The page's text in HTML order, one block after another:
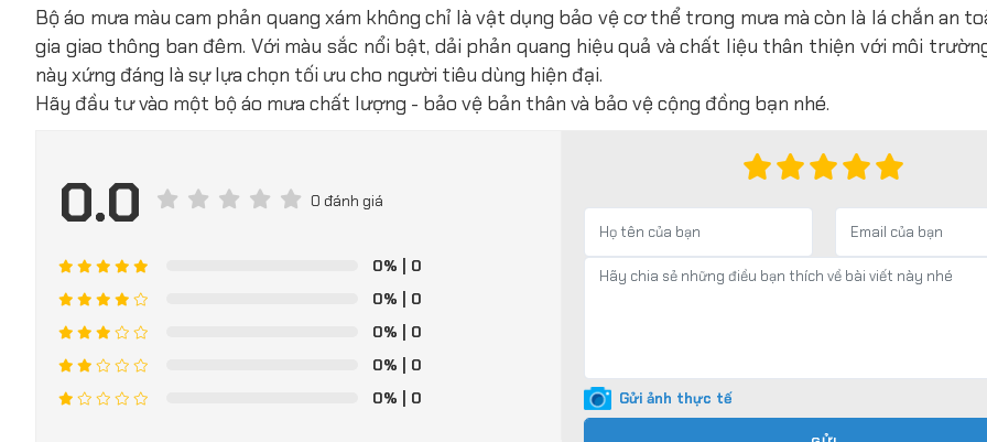
Bộ áo mưa màu cam phản quang xám không chỉ là vật dụng bảo vệ cơ thể trong mưa mà còn là lá chắn an
gia giao thông ban đêm. Với màu sắc nổi bật, dải phản quang hiệu quả và chất liệu thân thiện với môi
này xứng đáng là sự lựa chọn tối ưu cho người tiêu dùng hiện đại.
Hãy đầu tư vào một bộ áo mưa chất lượng - bảo vệ bản thân và bảo vệ cộng đồng bạn nhé.
0.0 0 đánh giá
0% | 0
0% | 0
0% | 0
0% | 0
0% | 0 Gửi ảnh thực tế